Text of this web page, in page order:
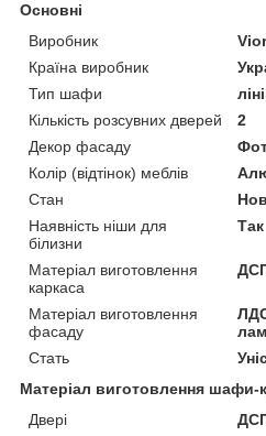
Основні
Виробник
Країна виробник
Тип шафи
Кількість розсувних дверей
2
Декор фасаду
Колір (відтінок) меблів
Стан
Наявність ніши для
білизни
Так
Матеріал виготовлення
каркаса
Матеріал виготовлення
фасаду
Стать
Матеріал виготовлення шафи-
Двері